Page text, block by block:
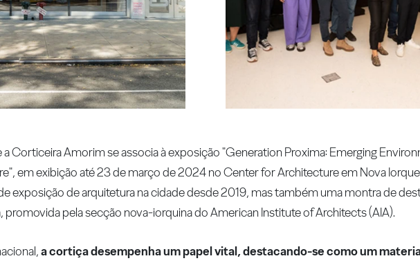
Corticeira Amorim se associa à exposição "Generation Proxima: Emerging
em exibição até 23 de março de 2024 no Center for Architecture em Nova
exposição de arquitetura na cidade desde 2019, mas também uma montra de
promovida pela secção nova-iorquina do American Institute of Architects (AIA).
a cortiça desempenha um papel vital, destacando-se como um